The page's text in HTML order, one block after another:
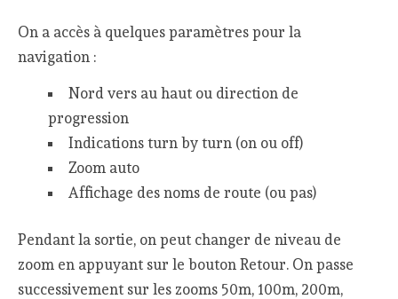
On a accès à quelques paramètres pour la
navigation :
Nord vers au haut ou direction de
progression
Indications turn by turn (on ou off)
Zoom auto
Affichage des noms de route (ou pas)
Pendant la sortie, on peut changer de niveau de
zoom en appuyant sur le bouton Retour. On passe
successivement sur les zooms 50m, 100m, 200m,